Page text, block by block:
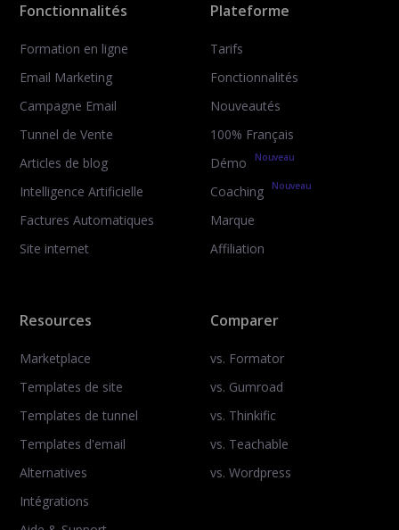
Fonctionnalités
Formation en ligne
Email Marketing
Campagne Email
Tunnel de Vente
Articles de blog
Intelligence Artificielle
Factures Automatiques
Site internet
Plateforme
Tarifs
Fonctionnalités
Nouveautés
100% Français
Démo
Nouveau
Coaching Nouveau
Marque
Affiliation
Resources
Marketplace
Templates de site
Templates de tunnel
Templates d'email
Alternatives
Intégrations
Comparer
vs. Formator
vs. Gumroad
vs. Thinkific
vs. Teachable
vs. Wordpress